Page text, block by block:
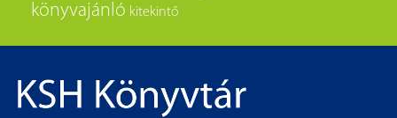
könyvajánló kitekintő